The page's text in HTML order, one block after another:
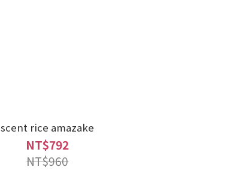
scent rice amazake
NT$792
NT$960